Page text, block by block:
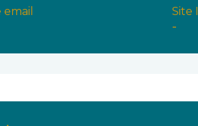
email Site
-